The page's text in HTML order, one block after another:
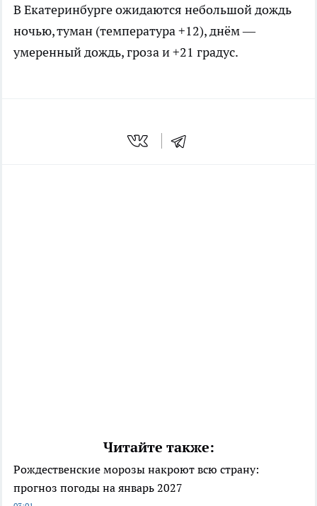
В Екатеринбурге ожидаются небольшой дождь
ночью, туман (температура +12), днём —
умеренный дождь, гроза и +21 градус.
Читайте также:
Рождественские морозы накроют всю страну:
прогноз погоды на январь 2027